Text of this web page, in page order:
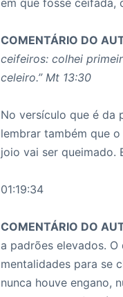
em que fosse ceifada,
COMENTÁRIO DO
ceifeiros: colhei
celeiro.” Mt 13:30
No versículo que é da
lembrar também que
joio vai ser
01:19:34
COMENTÁRIO DO
a padrões elevados.
mentalidades para se
nunca houve engano,